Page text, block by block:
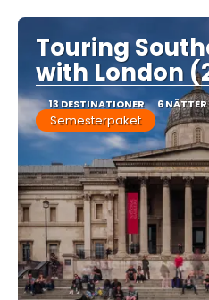
Touring
with London
13 DESTINATIONER 6 NÄTTER
Semesterpaket